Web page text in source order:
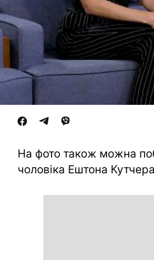
На фото також можна
чоловіка Ештона